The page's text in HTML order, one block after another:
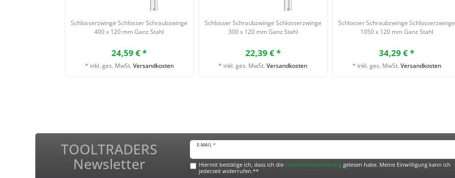
Schlosserzwinge Schlosser Schraubzwinge
400 x 120 mm Ganz Stahl
24,59 € *
* inkl. ges. MwSt. Versandkosten
Schlosser Schraubzwinge Schlosserzwinge
300 x 120 mm Ganz Stahl
22,39 € *
* inkl. ges. MwSt. Versandkosten
Schlosser Schraubzwinge Schlosserzwinge
1050 x 120 mm Ganz Stahl
34,29 € *
* inkl. ges. MwSt. Versandkosten
TOOLTRADERS
Newsletter
E-MAIL *
Hiermit bestätige ich, dass ich die Daten­schutz­erklärunggelesen habe. Meine Einwilligung kann ich
jederzeit widerrufen.**